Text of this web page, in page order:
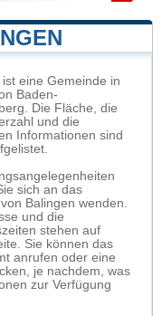
ist eine Gemeinde in
Baden-
Die Fläche, die
und die
Informationen sind
sich an das
Balingen wenden.
und die
stehen auf
Sie können das
anrufen oder eine
je nachdem, was
zur Verfügung